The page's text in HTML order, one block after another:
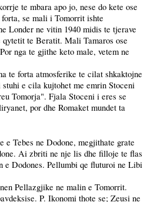
te mbara apo jo, nese do kete ose
se mali i Tomorrit ishte
Londer ne vitin 1940 midis te tjerave
te Beratit. Mali Tamaros ose
nga te gjithe keto male, vetem ne
te forta atmosferike te cilat shkaktojne
e cila kujtohet me emrin Stoceni
Tomorja". Fjala Stoceni i eres se
por dhe Romaket mundet ta
Tebes ne Dodone, megjithate grate
Ai zbriti ne nje lis dhe filloje te flas
e Dodones. Pellumbi qe fluturoi ne Libi
Pellazgjike ne malin e Tomorrit.
P. Ikonomi thote se; Zeusi ne